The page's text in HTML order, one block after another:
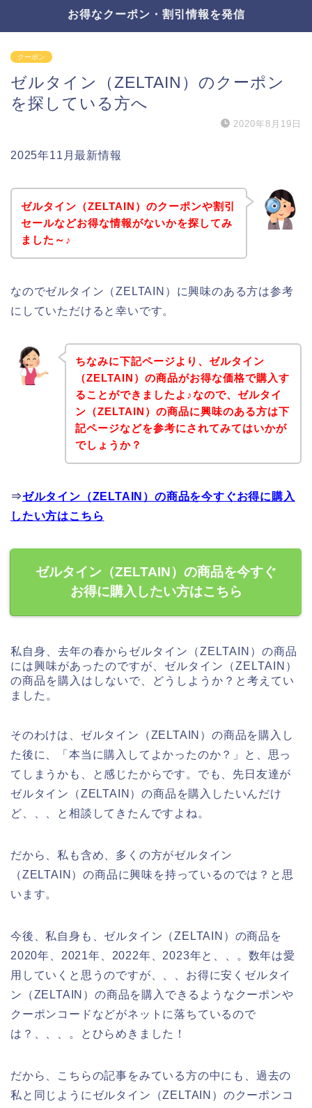
お得なクーポン・割引情報を発信
クーポン
ゼルタイン（ZELTAIN）のクーポン
を探している方へ
2020年8月19日
2025年11月最新情報
ゼルタイン（ZELTAIN）のクーポンや割引
セールなどお得な情報がないかを探してみ
ました～♪
なのでゼルタイン（ZELTAIN）に興味のある方は参考
にしていただけると幸いです。
ちなみに下記ページより、ゼルタイン
（ZELTAIN）の商品がお得な価格で購入す
ることができましたよ♪なので、ゼルタイ
ン（ZELTAIN）の商品に興味のある方は下
記ページなどを参考にされてみてはいかが
でしょうか？
⇒ゼルタイン（ZELTAIN）の商品を今すぐお得に購入
したい方はこちら
ゼルタイン（ZELTAIN）の商品を今すぐ
お得に購入したい方はこちら
私自身、去年の春からゼルタイン（ZELTAIN）の商品
には興味があったのですが、ゼルタイン（ZELTAIN）
の商品を購入はしないで、どうしようか？と考えてい
ました。
そのわけは、ゼルタイン（ZELTAIN）の商品を購入し
た後に、「本当に購入してよかったのか？」と、思っ
てしまうかも、と感じたからです。でも、先日友達が
ゼルタイン（ZELTAIN）の商品を購入したいんだけ
ど、、、と相談してきたんですよね。
だから、私も含め、多くの方がゼルタイン
（ZELTAIN）の商品に興味を持っているのでは？と思
います。
今後、私自身も、ゼルタイン（ZELTAIN）の商品を
2020年、2021年、2022年、2023年と、、。数年は愛
用していくと思うのですが、、、お得に安くゼルタイ
ン（ZELTAIN）の商品を購入できるようなクーポンや
クーポンコードなどがネットに落ちているので
は？、、、。とひらめきました！
だから、こちらの記事をみている方の中にも、過去の
私と同じようにゼルタイン（ZELTAIN）のクーポンコ